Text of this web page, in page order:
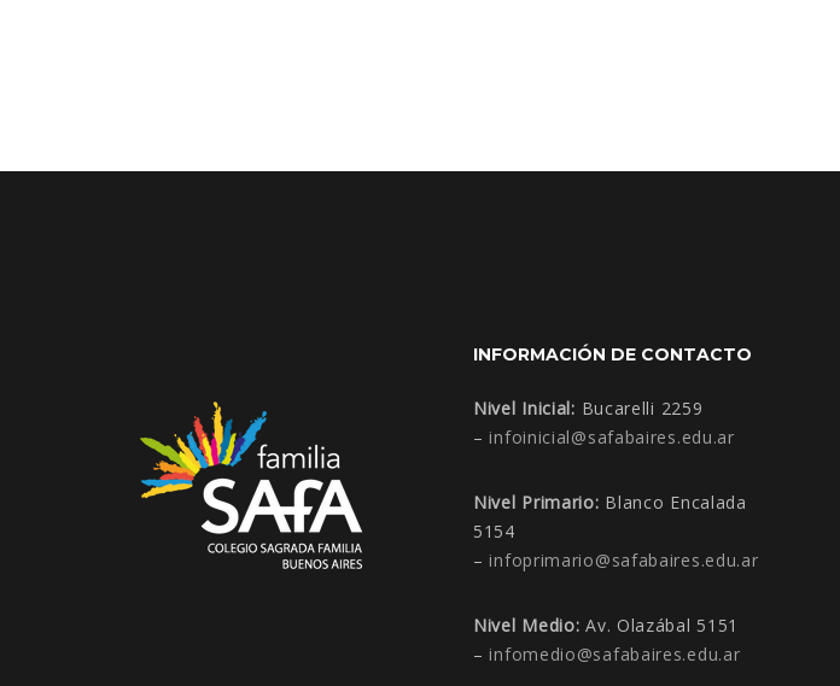
INFORMACIÓN DE CONTACTO
Nivel Inicial: Bucarelli 2259
– infoinicial@safabaires.edu.ar
Nivel Primario: Blanco Encalada
5154
– infoprimario@safabaires.edu.ar
Nivel Medio: Av. Olazábal 5151
– infomedio@safabaires.edu.ar